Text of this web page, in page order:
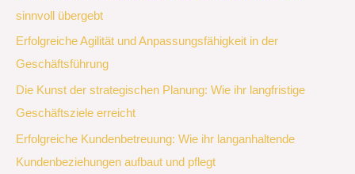
sinnvoll übergebt
Erfolgreiche Agilität und Anpassungsfähigkeit in der
Geschäftsführung
Die Kunst der strategischen Planung: Wie ihr langfristige
Geschäftsziele erreicht
Erfolgreiche Kundenbetreuung: Wie ihr langanhaltende
Kundenbeziehungen aufbaut und pflegt